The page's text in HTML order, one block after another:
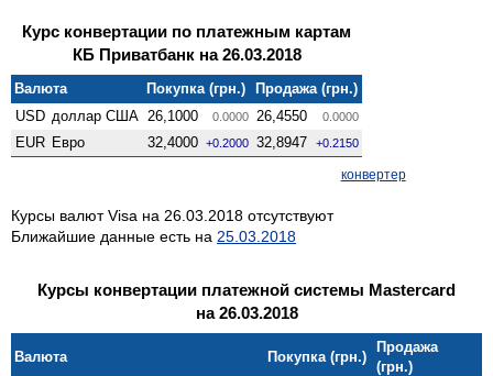
Курс конвертации по платежным картам
КБ Приватбанк на 26.03.2018
Валюта Покупка (грн.)
Продажа (грн.)
USD доллар США 26,1000 0.0000 26,4550 0.0000
EUR Евро 32,4000 +0.2000 32,8947 +0.2150
конвертер
Курсы валют Visa на 26.03.2018 отсутствуют
Ближайшие данные есть на 25.03.2018
Курсы конвертации платежной системы Mastercard
на 26.03.2018
Валюта Покупка (грн.)
Продажа
(грн.)